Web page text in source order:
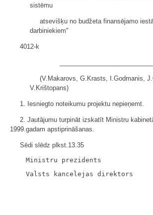
sistēmu
atsevišķu no budžeta finansējamo
darbiniekiem"
4012-k
(V.Makarovs, G.Krasts, I.Godmanis,
V.Krištopans)
1. Iesniegto noteikumu projektu nepieņemt.
2. Jautājumu turpināt izskatīt Ministru
1999.gadam apstiprināšanas.
Sēdi slēdz plkst.13.35